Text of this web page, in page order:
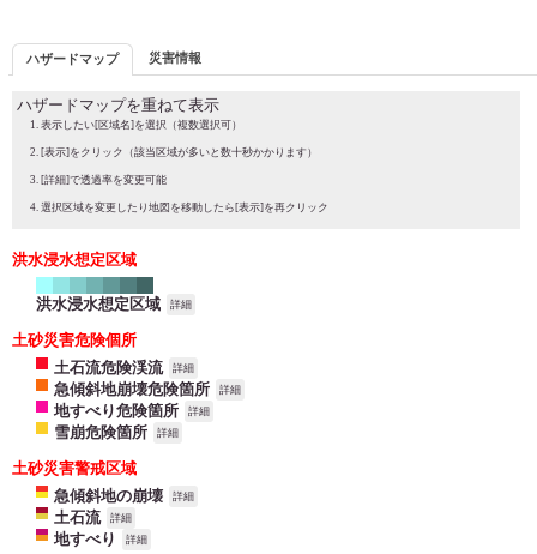
ハザードマップ 災害情報
ハザードマップを重ねて表示
表示したい[区域名]を選択（複数選択可）
[表示]をクリック（該当区域が多いと数十秒かかります）
[詳細]で透過率を変更可能
選択区域を変更したり地図を移動したら[表示]を再クリック
洪水浸水想定区域
洪水浸水想定区域 詳細
土砂災害危険個所
土石流危険渓流
詳細
急傾斜地崩壊危険箇所 詳細
地すべり危険箇所 詳細
雪崩危険箇所 詳細
土砂災害警戒区域
急傾斜地の崩壊
詳細
土石流 詳細
地すべり 詳細